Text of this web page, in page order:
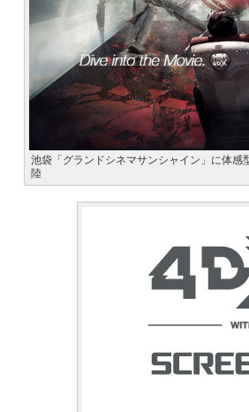
池袋「グランドシネマサンシャイン」に体
陸